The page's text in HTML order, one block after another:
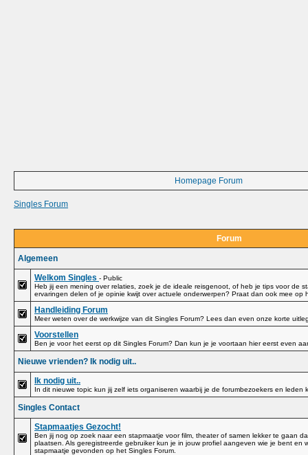
Homepage Forum
Singles Forum
Forum
Algemeen
Welkom Singles - Public
Heb jij een mening over relaties, zoek je de ideale reisgenoot, of heb je tips voor de
ervaringen delen of je opinie kwijt over actuele onderwerpen? Praat dan ook mee op
Handleiding Forum
Meer weten over de werkwijze van dit Singles Forum? Lees dan even onze korte
Voorstellen
Ben je voor het eerst op dit Singles Forum? Dan kun je je voortaan hier eerst even
Nieuwe vrienden? Ik nodig uit..
Ik nodig uit..
In dit nieuwe topic kun jij zelf iets organiseren waarbij je de forumbezoekers en leden
Singles Contact
Stapmaatjes Gezocht!
Ben jij nog op zoek naar een stapmaatje voor film, theater of samen lekker te gaan
plaatsen. Als geregistreerde gebruiker kun je in jouw profiel aangeven wie je bent en
stapmaatje gevonden op het Singles Forum.